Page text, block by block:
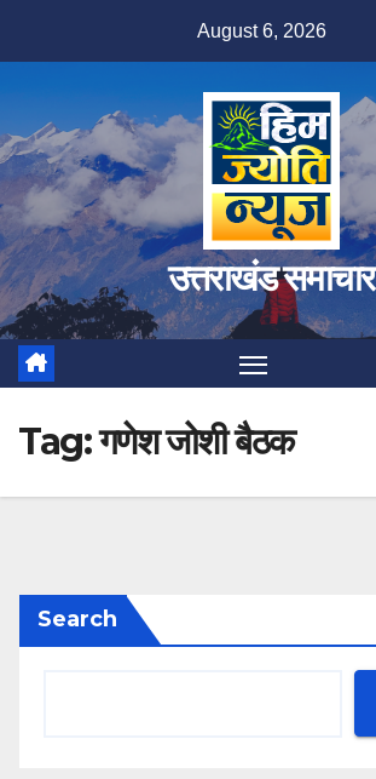
August 6, 2026
उत्तराखंड समाचार
Tag:गणेश जोशी बैठक
Search